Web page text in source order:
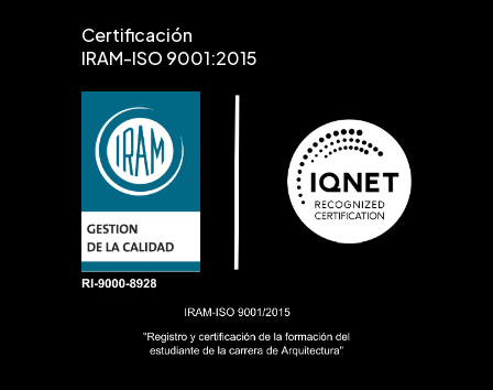
Certificación
IRAM-ISO 9001:2015